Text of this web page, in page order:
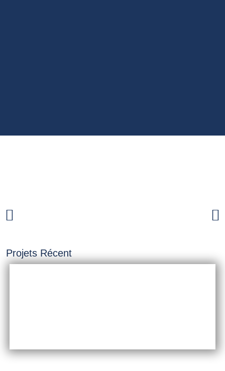
Projets Récent